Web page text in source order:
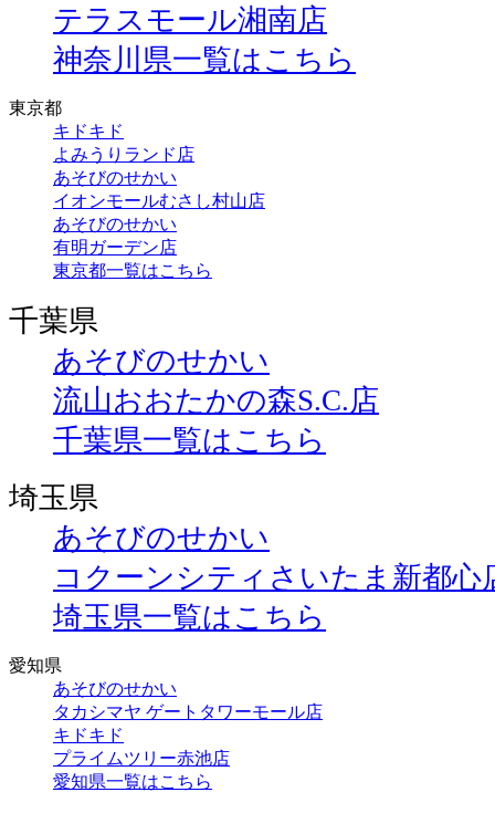
テラスモール湘南店
神奈川県一覧はこちら
東京都
キドキド
よみうりランド店
あそびのせかい
イオンモールむさし村山店
あそびのせかい
有明ガーデン店
東京都一覧はこちら
千葉県
あそびのせかい
流山おおたかの森S.C.店
千葉県一覧はこちら
埼玉県
あそびのせかい
コクーンシティさいたま新都心
埼玉県一覧はこちら
愛知県
あそびのせかい
タカシマヤ ゲートタワーモール店
キドキド
プライムツリー赤池店
愛知県一覧はこちら